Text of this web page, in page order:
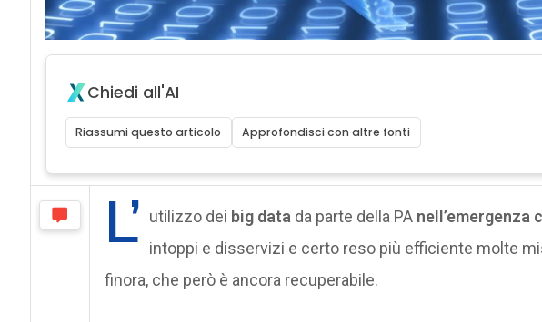
Chiedi all'AI
Riassumi questo articolo Approfondisci con altre fonti
L’ utilizzo dei big data da parte della PA nell’emergenza
intoppi e disservizi e certo reso più efficiente molte
finora, che però è ancora recuperabile.